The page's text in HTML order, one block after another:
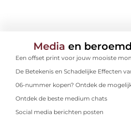
Media en
Een offset print voor jouw mooiste
De Betekenis en Schadelijke Effecten
06-nummer kopen? Ontdek de
Ontdek de beste medium chats
Social media berichten posten